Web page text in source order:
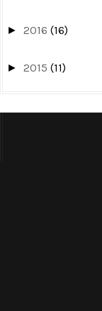
► 2016 (16)
► 2015 (11)